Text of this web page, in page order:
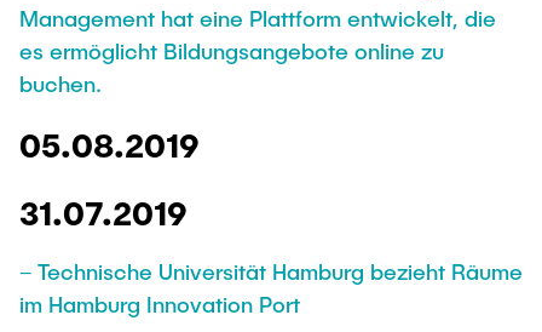
Management hat eine Plattform entwickelt, die
es ermöglicht Bildungsangebote online zu
buchen.
05.08.2019
31.07.2019
– Technische Universität Hamburg bezieht Räume
im Hamburg Innovation Port